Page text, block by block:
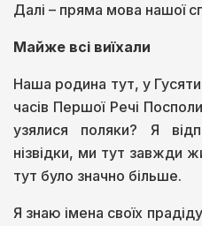
Далі – пряма мова нашої
Майже всі виїхали
Наша родина тут, у
часів Першої Речі
узялися поляки? Я
нізвідки, ми тут завжди
тут було значно більше.
Я знаю імена своїх